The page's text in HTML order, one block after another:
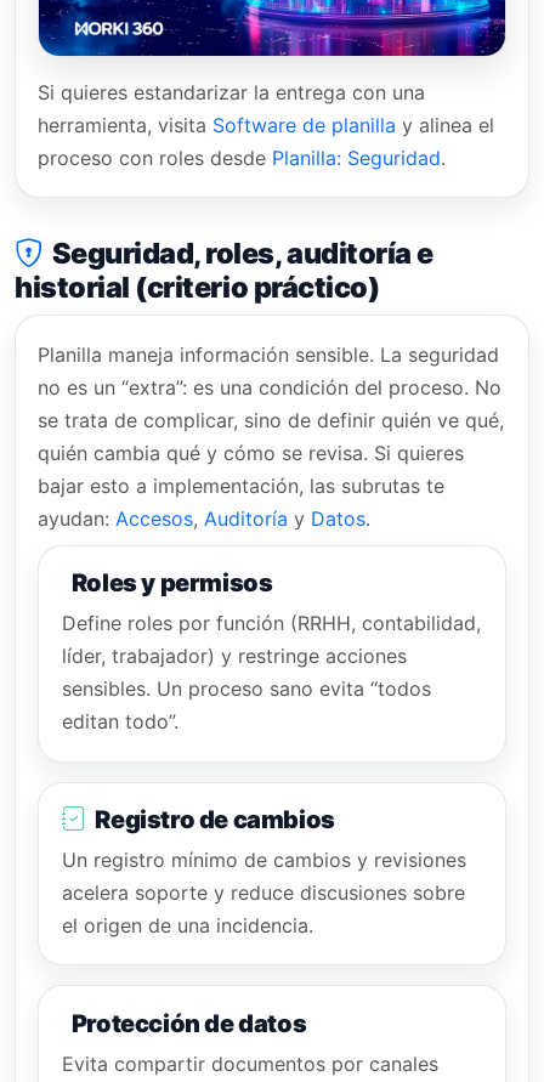
Si quieres estandarizar la entrega con una
herramienta, visita Software de planilla y alinea el
proceso con roles desde Planilla: Seguridad.
Seguridad, roles, auditoría e
historial (criterio práctico)
Planilla maneja información sensible. La seguridad
no es un “extra”: es una condición del proceso. No
se trata de complicar, sino de definir quién ve qué,
quién cambia qué y cómo se revisa. Si quieres
bajar esto a implementación, las subrutas te
ayudan: Accesos, Auditoría y Datos.
Roles y permisos
Define roles por función (RRHH, contabilidad,
líder, trabajador) y restringe acciones
sensibles. Un proceso sano evita “todos
editan todo”.
Registro de cambios
Un registro mínimo de cambios y revisiones
acelera soporte y reduce discusiones sobre
el origen de una incidencia.
Protección de datos
Evita compartir documentos por canales